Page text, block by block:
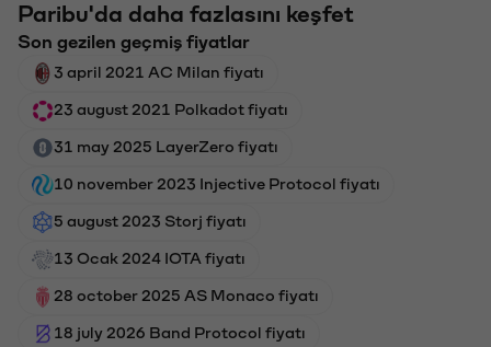
Paribu'da daha fazlasını keşfet
Son gezilen geçmiş fiyatlar
3 april 2021 AC Milan fiyatı
23 august 2021 Polkadot fiyatı
31 may 2025 LayerZero fiyatı
10 november 2023 Injective Protocol fiyatı
5 august 2023 Storj fiyatı
13 Ocak 2024 IOTA fiyatı
28 october 2025 AS Monaco fiyatı
18 july 2026 Band Protocol fiyatı